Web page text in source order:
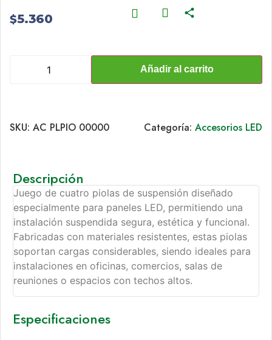
$5.360
Añadir al carrito
SKU: AC PLPIO 00000 Categoría: Accesorios LED
Descripción
Juego de cuatro piolas de suspensión diseñado
especialmente para paneles LED, permitiendo una
instalación suspendida segura, estética y funcional.
Fabricadas con materiales resistentes, estas piolas
soportan cargas considerables, siendo ideales para
instalaciones en oficinas, comercios, salas de
reuniones o espacios con techos altos.
Especificaciones